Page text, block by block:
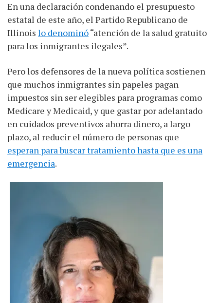
En una declaración condenando el presupuesto
estatal de este año, el Partido Republicano de
Illinois lo denominó“atención de la salud gratuito
para los inmigrantes ilegales”.
Pero los defensores de la nueva política sostienen
que muchos inmigrantes sin papeles pagan
impuestos sin ser elegibles para programas como
Medicare y Medicaid, y que gastar por adelantado
en cuidados preventivos ahorra dinero, a largo
plazo, al reducir el número de personas que
esperan para buscar tratamiento hasta que es una
emergencia.